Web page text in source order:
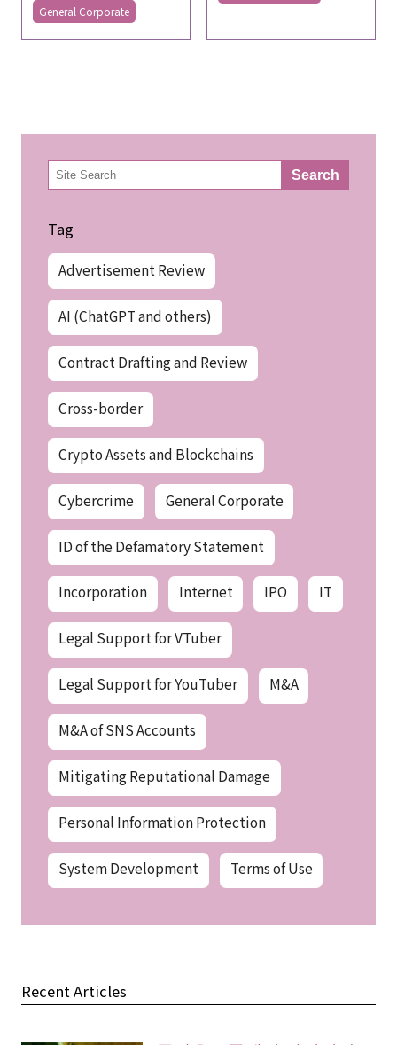
General Corporate
検
索 Search
Tag
Advertisement Review
AI (ChatGPT and others)
Contract Drafting and Review
Cross-border
Crypto Assets and Blockchains
Cybercrime General Corporate
ID of the Defamatory Statement
Incorporation Internet IPO IT
Legal Support for VTuber
Legal Support for YouTuber M&A
M&A of SNS Accounts
Mitigating Reputational Damage
Personal Information Protection
System Development Terms of Use
Recent Articles